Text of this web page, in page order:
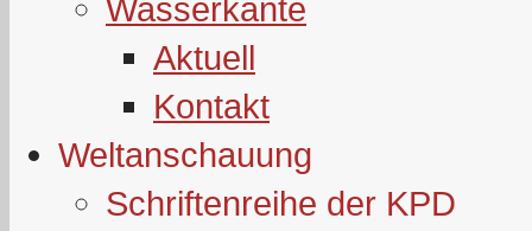
Wasserkante
Aktuell
Kontakt
Weltanschauung
Schriftenreihe der KPD